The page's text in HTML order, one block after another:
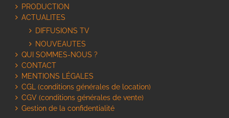
PRODUCTION
ACTUALITES
DIFFUSIONS TV
NOUVEAUTES
QUI SOMMES-NOUS ?
CONTACT
MENTIONS LÉGALES
CGL (conditions générales de location)
CGV (conditions générales de vente)
Gestion de la confidentialité